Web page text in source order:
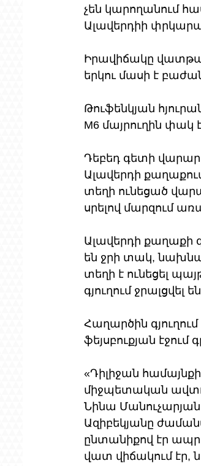
չեն կարողանում
Ալավերդիի
Իրավիճակը
երկու մասի է
Թուֆենկյան
M6 մայրուղին փակ
Դեբեդ գետի
Ալավերդի
տեղի ունեցած
սրելով մարզում
Ալավերդի քաղաքի
են ջրի տակ,
տեղի է ունեցել
գյուղում ջրալցվել
Հաղարծին
ֆեյսբուքյան էջում
«Դիլիջան
միջպետական
Նինա
Ազիբեկյանը
ընտանիքով էր
վատ վիճակում էր,